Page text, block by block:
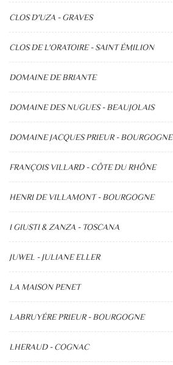
CLOS D'UZA - GRAVES
CLOS DE L'ORATOIRE - SAINT ÉMILION
DOMAINE DE BRIANTE
DOMAINE DES NUGUES - BEAUJOLAIS
DOMAINE JACQUES PRIEUR - BOURGOGNE
FRANÇOIS VILLARD - CÔTE DU RHÔNE
HENRI DE VILLAMONT - BOURGOGNE
I GIUSTI & ZANZA - TOSCANA
JUWEL - JULIANE ELLER
LA MAISON PENET
LABRUYÉRE PRIEUR - BOURGOGNE
LHERAUD - COGNAC